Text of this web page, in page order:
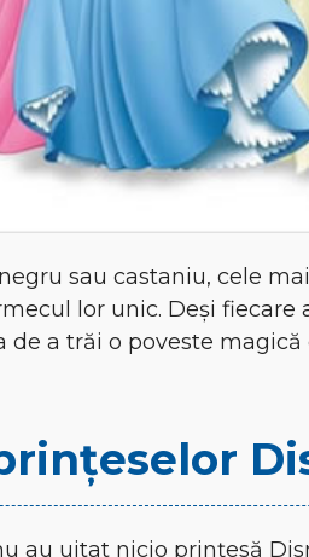
sau castaniu, cele
lor unic. Deși fiecare
a trăi o poveste
au uitat nicio prințesă